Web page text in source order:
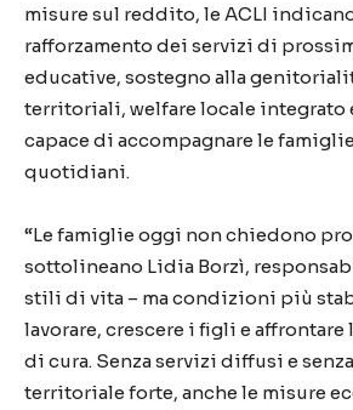
misure sul reddito, le ACLI
rafforzamento dei servizi di
educative, sostegno alla
territoriali, welfare locale integrato
capace di accompagnare le
quotidiani.
“Le famiglie oggi non chiedono
sottolineano Lidia Borzì,
stili di vita – ma condizioni più
lavorare, crescere i figli e
di cura. Senza servizi diffusi e
territoriale forte, anche le misure